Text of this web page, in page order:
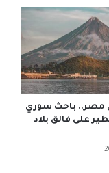
مصر.. باحث سوري
على فالق بلاد